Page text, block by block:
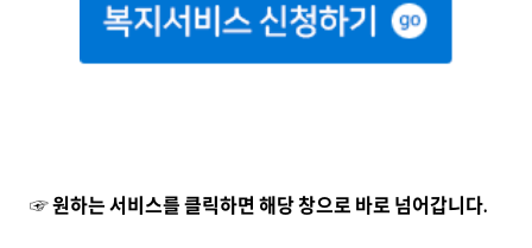
☞ 원하는 서비스를 클릭하면 해당 창으로 바로 넘어갑니다.